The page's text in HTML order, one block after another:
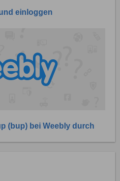
einloggen
(bup) bei Weebly durch